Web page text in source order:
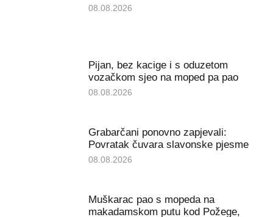
08.08.2026
Pijan, bez kacige i s oduzetom
vozačkom sjeo na moped pa pao
08.08.2026
Grabarčani ponovno zapjevali:
Povratak čuvara slavonske pjesme
08.08.2026
Muškarac pao s mopeda na
makadamskom putu kod Požege,